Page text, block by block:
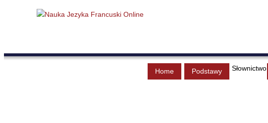
Home Podstawy Słownictwo